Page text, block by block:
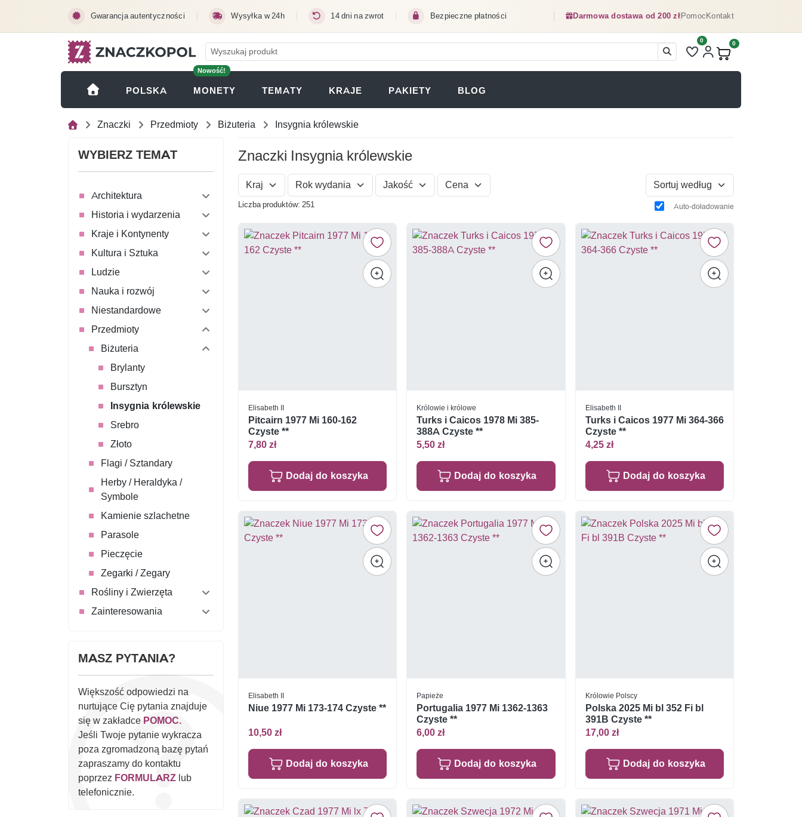
Gwarancja autentyczności Wysyłka w 24h 14 dni na zwrot Bezpieczne płatności Darmowa dostawa od 200 złPomocKontakt
Liczba pozycji na liście
0
Produkty w koszyku:
0
POLSKA
Nowość!
MONETY (OTWIERA SIĘ W NOWEJ KARCIE)
TEMATY KRAJE PAKIETY BLOG
Znaczki Przedmioty Biżuteria Insygnia królewskie
WYBIERZ TEMAT
Architektura
Historia i wydarzenia
Kraje i Kontynenty
Kultura i Sztuka
Ludzie
Nauka i rozwój
Niestandardowe
Przedmioty
Biżuteria
Brylanty
Bursztyn
Insygnia królewskie
Srebro
Złoto
Flagi / Sztandary
Herby / Heraldyka /
Symbole
Kamienie szlachetne
Parasole
Pieczęcie
Zegarki / Zegary
Rośliny i Zwierzęta
Zainteresowania
MASZ PYTANIA?
Większość odpowiedzi na
nurtujące Cię pytania znajduje
się w zakładce POMOC.
Jeśli Twoje pytanie wykracza
poza zgromadzoną bazę pytań
zapraszamy do kontaktu
poprzez FORMULARZ lub
telefonicznie.
Znaczki Insygnia królewskie
Kraj Rok wydania Jakość Cena Sortuj według
Liczba produktów: 251 Auto-doładowanie
Elisabeth II
Pitcairn 1977 Mi 160-162
Czyste **
7,80 zł
Dodaj do koszyka
Królowie i królowe
Turks i Caicos 1978 Mi 385-
388A Czyste **
5,50 zł
Dodaj do koszyka
Elisabeth II
Turks i Caicos 1977 Mi 364-366
Czyste **
4,25 zł
Dodaj do koszyka
Elisabeth II
Niue 1977 Mi 173-174 Czyste **
10,50 zł
Dodaj do koszyka
Papieże
Portugalia 1977 Mi 1362-1363
Czyste **
6,00 zł
Dodaj do koszyka
Królowie Polscy
Polska 2025 Mi bl 352 Fi bl
391B Czyste **
17,00 zł
Dodaj do koszyka